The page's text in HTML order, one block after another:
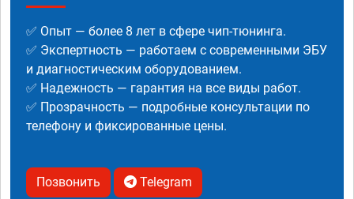
✅ Опыт — более 8 лет в сфере чип-тюнинга.
✅ Экспертность — работаем с современными ЭБУ
и диагностическим оборудованием.
✅ Надежность — гарантия на все виды работ.
✅ Прозрачность — подробные консультации по
телефону и фиксированные цены.
Позвонить Telegram